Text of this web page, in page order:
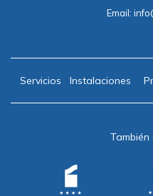
Email:
Servicios Instalaciones
También